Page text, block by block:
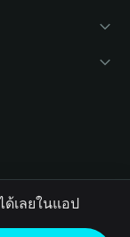
เลยในแอป